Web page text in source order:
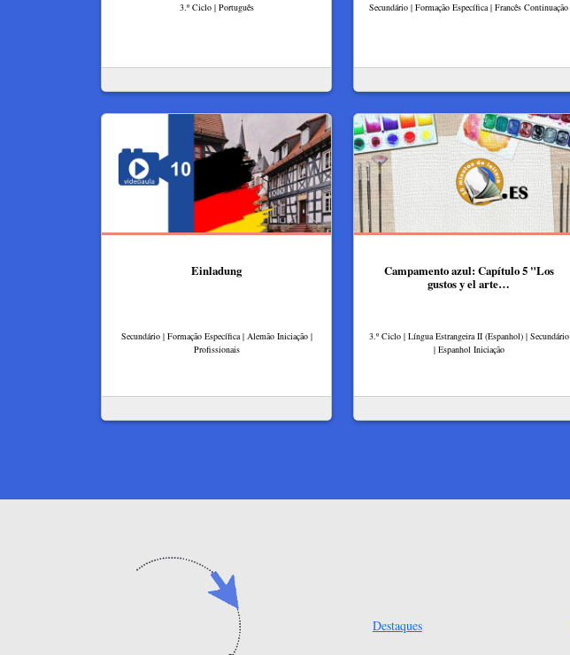
3.º Ciclo | Português Secundário | Formação Específica | Francês Continuação
Einladung
Secundário | Formação Específica | Alemão Iniciação |
Profissionais
Campamento azul: Capítulo 5 "Los
gustos y el arte…
3.º Ciclo | Língua Estrangeira II (Espanhol) | Secundário
| Espanhol Iniciação
Destaques